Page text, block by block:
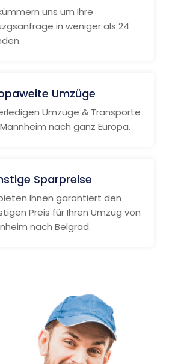
uns um Ihre
in weniger als 24
Umzüge
Umzüge & Transporte
nach ganz Europa.
Sparpreise
Ihnen garantiert den
Preis für Ihren Umzug von
nach Belgrad.